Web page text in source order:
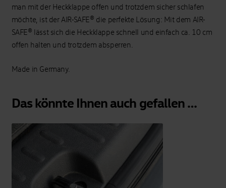
man mit der Heckklappe offen und trotzdem sicher schlafen
möchte, ist der AIR-SAFE® die perfekte Lösung: Mit dem AIR-
SAFE® lässt sich die Heckklappe schnell und einfach ca. 10 cm
offen halten und trotzdem absperren.
Made in Germany.
Das könnte Ihnen auch gefallen …